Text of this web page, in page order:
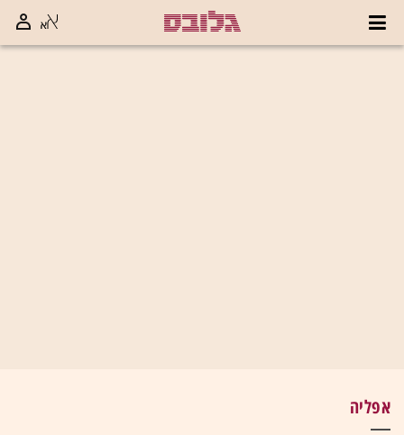
אפליה